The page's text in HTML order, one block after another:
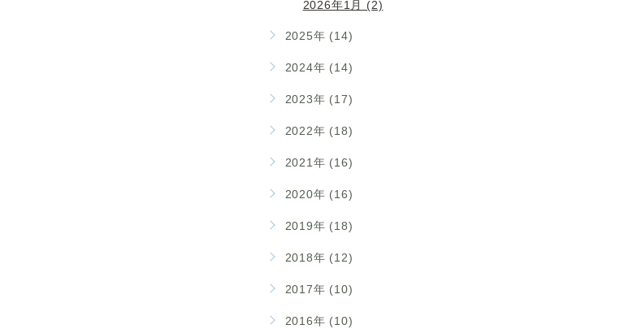
2026年1月 (2)
2025年 (14)
2024年 (14)
2023年 (17)
2022年 (18)
2021年 (16)
2020年 (16)
2019年 (18)
2018年 (12)
2017年 (10)
2016年 (10)